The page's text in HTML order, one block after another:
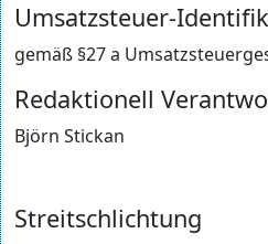
Umsatzsteuer-
gemäß §27 a
Redaktionell
Björn Stickan
Streitschlichtung